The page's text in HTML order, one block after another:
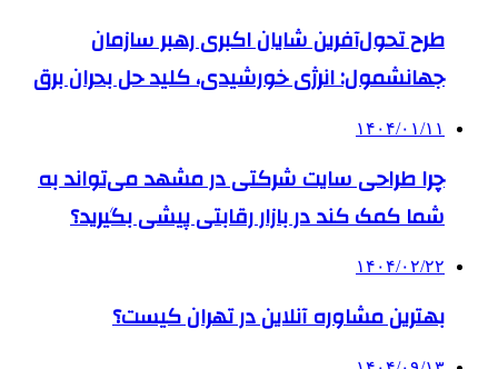
طرح تحول‌آفرین شایان اکبری رهبر سازمان
جهانشمول: انرژی خورشیدی، کلید حل بحران برق
۱۴۰۴/۰۱/۱۱
چرا طراحی سایت شرکتی در مشهد می‌تواند به
شما کمک کند در بازار رقابتی پیشی بگیرید؟
۱۴۰۴/۰۲/۲۲
بهترین مشاوره آنلاین در تهران کیست؟